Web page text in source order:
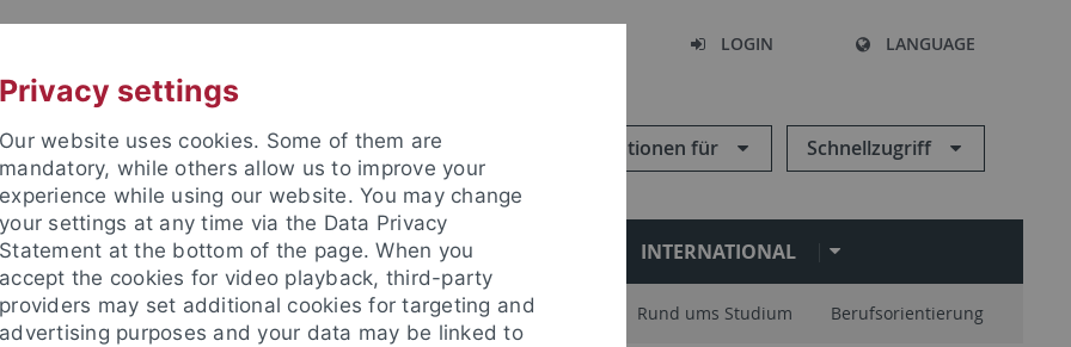
LOGIN LANGUAGE
Informationen für Schnellzugriff
FORSCHUNG EINRICHTUNGEN INTERNATIONAL
und Immatrikulation Beratung und Info Studienorganisation Rund ums Studium Berufsorientierung
Privacy settings
Our website uses cookies. Some of them are
mandatory, while others allow us to improve your
experience while using our website. You may change
your settings at any time via the Data Privacy
Statement at the bottom of the page. When you
accept the cookies for video playback, third-party
providers may set additional cookies for targeting and
advertising purposes and your data may be linked to